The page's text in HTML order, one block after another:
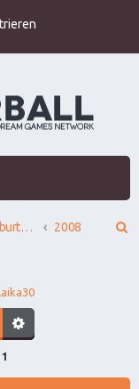
Geburtstage - Reallife Upranks - Birthdays 2008
1